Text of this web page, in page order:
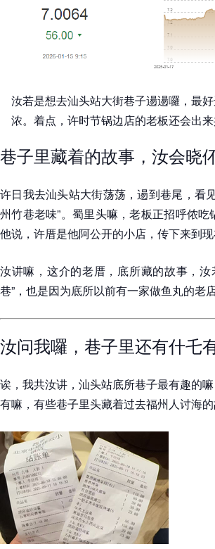
汝若是想去汕头站大街巷子逿逿囉，最
浓。着点，许时节锅边店的老板还会出
巷子里藏着的故事，汝会晓
许日我去汕头站大街荡荡，逿到巷尾，看
州竹巷老味”。蜀里头嘛，老板正招呼侬
他说，许厝是他阿公开的小店，传下来到
汝讲嘛，这介的老厝，底所藏的故事，
巷”，也是因为底所以前有一家做鱼丸的老
汝问我囉，巷子里还有什乇
诶，我共汝讲，汕头站底所巷子最有趣的
有嘛，有些巷子里头藏着过去福州人讨海